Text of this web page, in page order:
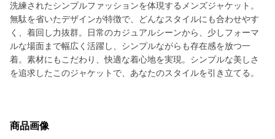
洗練されたシンプルファッションを体現するメンズジャケット。
無駄を省いたデザインが特徴で、どんなスタイルにも合わせやす
く、着回し力抜群。日常のカジュアルシーンから、少しフォーマ
ルな場面まで幅広く活躍し、シンプルながらも存在感を放つ一
着。素材にもこだわり、快適な着心地を実現。シンプルな美しさ
を追求したこのジャケットで、あなたのスタイルを引き立てる。
商品画像